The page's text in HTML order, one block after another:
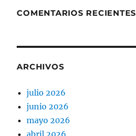
COMENTARIOS RECIENTES
ARCHIVOS
julio 2026
junio 2026
mayo 2026
abril 2026